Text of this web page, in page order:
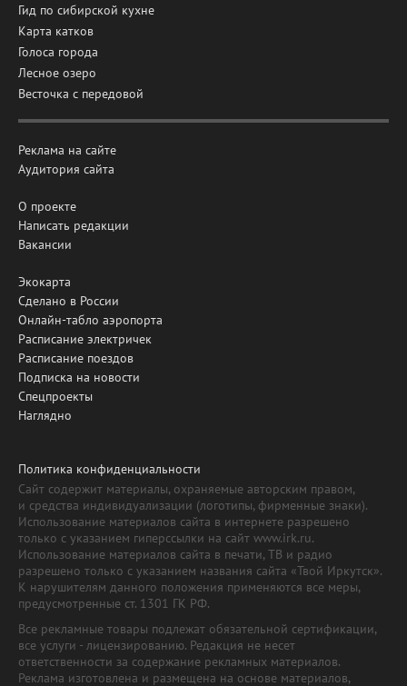
Гид по сибирской кухне
Карта катков
Голоса города
Лесное озеро
Весточка с передовой
Реклама на сайте
Аудитория сайта
О проекте
Написать редакции
Вакансии
Экокарта
Сделано в России
Онлайн-табло аэропорта
Расписание электричек
Расписание поездов
Подписка на новости
Спецпроекты
Наглядно
Политика конфиденциальности
Сайт содержит материалы, охраняемые авторским правом,
и средства индивидуализации (логотипы, фирменные знаки).
Использование материалов сайта в интернете разрешено
только с указанием гиперссылки на сайт www.irk.ru.
Использование материалов сайта в печати, ТВ и радио
разрешено только с указанием названия сайта «Твой Иркутск».
К нарушителям данного положения применяются все меры,
предусмотренные ст. 1301 ГК РФ.
Все рекламные товары подлежат обязательной сертификации,
все услуги - лицензированию. Редакция не несет
ответственности за содержание рекламных материалов.
Реклама изготовлена и размещена на основе материалов,